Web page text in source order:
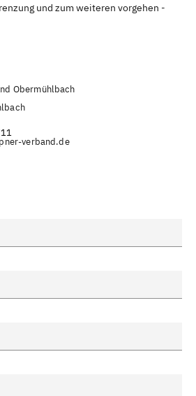
und zum weiteren vorgehen -
Obermühlbach